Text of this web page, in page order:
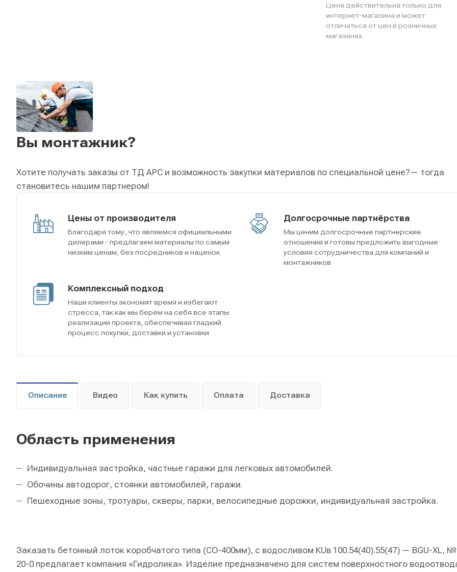
Цена действительна только для
интернет-магазина и может
отличаться от цен в розничных
магазинах
Вы монтажник?
Хотите получать заказы от ТД АРС и возможность закупки материалов по специальной цене?— тогда
становитесь нашим партнером!
Цены от производителя
Благодаря тому, что являемся официальными
дилерами - предлагаем материалы по самым
низким ценам, без посредников и наценок
Долгосрочные партнёрства
Мы ценим долгосрочные партнерские
отношения и готовы предложить выгодные
условия сотрудничества для компаний и
монтажников
Комплексный подход
Наши клиенты экономят время и избегают
стресса, так как мы берём на себя все этапы
реализации проекта, обеспечивая гладкий
процесс покупки, доставки и установки
Описание Видео Как купить Оплата Доставка
Область применения
Индивидуальная застройка, частные гаражи для легковых автомобилей.
Обочины автодорог, стоянки автомобилей, гаражи.
Пешеходные зоны, тротуары, скверы, парки, велосипедные дорожки, индивидуальная застройка.
Заказать бетонный лоток коробчатого типа (СО-400мм), с водосливом КUв 100.54(40).55(47) — BGU-XL, №
20-0 предлагает компания «Гидролика». Изделие предназначено для систем поверхностного